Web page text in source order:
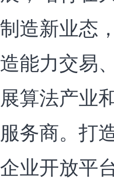
制造新业态
造能力交易
展算法产业
服务商。打
企业开放平